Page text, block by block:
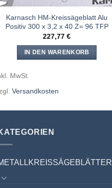
Karnasch HM-Kreissägeblatt Alu
Positiv 300 x 3,2 x 40 Z= 96 TFP
227,77€
IN DEN WARENKORB
MwSt.
Versandkosten